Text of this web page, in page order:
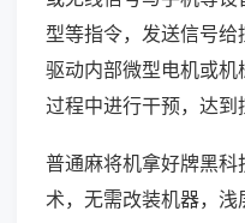
型等指令，发送信号
驱动内部微型电机或
过程中进行干预，达到
普通麻将机拿好牌黑
术，无需改装机器，